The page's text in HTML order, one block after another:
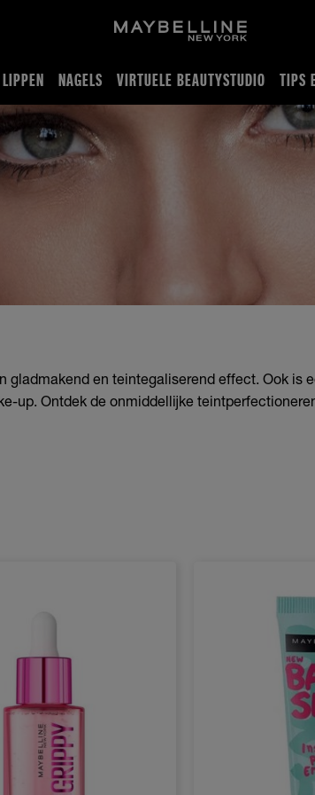
LIPPEN NAGELS VIRTUELE BEAUTYSTUDIO TIPS
gladmakend en teintegaliserend effect. Ook is
up. Ontdek de onmiddellijke